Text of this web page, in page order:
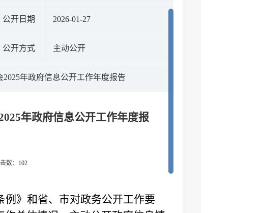
公开日期 2026-01-27
公开方式 主动公开
年政府信息公开工作年度报告
年政府信息公开工作年度报
数： 102
》和省、市对政务公开工作要